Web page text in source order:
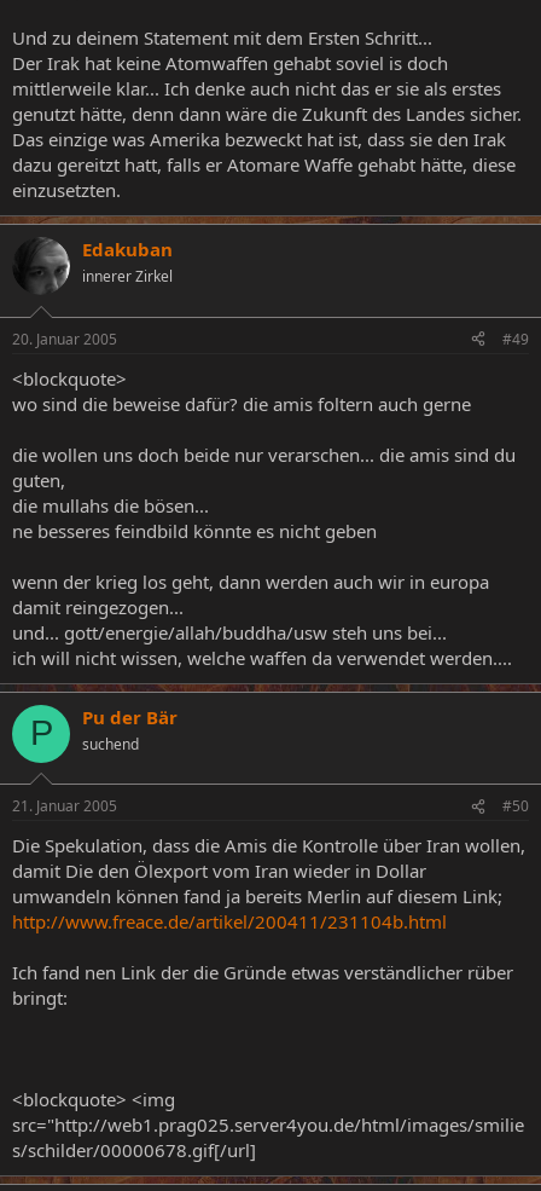
Und zu deinem Statement mit dem Ersten Schritt...
Der Irak hat keine Atomwaffen gehabt soviel is doch
mittlerweile klar... Ich denke auch nicht das er sie als erstes
genutzt hätte, denn dann wäre die Zukunft des Landes sicher.
Das einzige was Amerika bezweckt hat ist, dass sie den Irak
dazu gereitzt hatt, falls er Atomare Waffe gehabt hätte, diese
einzusetzten.
Edakuban
innerer Zirkel
20. Januar 2005 #49
<blockquote>
wo sind die beweise dafür? die amis foltern auch gerne
die wollen uns doch beide nur verarschen... die amis sind du
guten,
die mullahs die bösen...
ne besseres feindbild könnte es nicht geben
wenn der krieg los geht, dann werden auch wir in europa
damit reingezogen...
und... gott/energie/allah/buddha/usw steh uns bei...
ich will nicht wissen, welche waffen da verwendet werden....
P Pu der Bär
suchend
21. Januar 2005 #50
Die Spekulation, dass die Amis die Kontrolle über Iran wollen,
damit Die den Ölexport vom Iran wieder in Dollar
umwandeln können fand ja bereits Merlin auf diesem Link;
http://www.freace.de/artikel/200411/231104b.html
Ich fand nen Link der die Gründe etwas verständlicher rüber
bringt:
<blockquote> <img
src="http://web1.prag025.server4you.de/html/images/smilie
s/schilder/00000678.gif[/url]